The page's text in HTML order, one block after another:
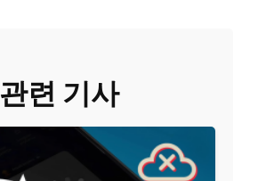
관련 기사